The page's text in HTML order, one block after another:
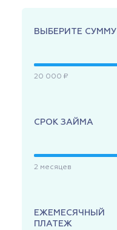
ВЫБЕРИТЕ СУММУ
20 000 ₽
СРОК ЗАЙМА
2 месяцев
ЕЖЕМЕСЯЧНЫЙ
ПЛАТЕЖ